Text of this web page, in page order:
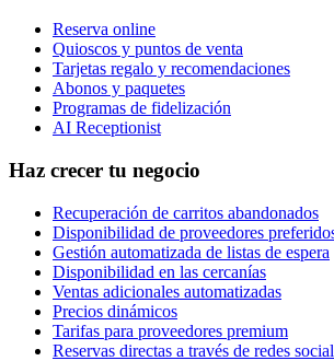
Reserva online
Quioscos y puntos de venta
Tarjetas regalo y recomendaciones
Abonos y paquetes
Programas de fidelización
AI Receptionist
Haz crecer tu negocio
Recuperación de carritos abandonados
Disponibilidad de proveedores
Gestión automatizada de listas de espera
Disponibilidad en las cercanías
Ventas adicionales automatizadas
Precios dinámicos
Tarifas para proveedores premium
Reservas directas a través de redes